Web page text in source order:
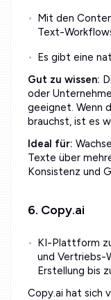
Mit den
Text-
Es gibt eine
Gut zu wissen:
oder
geeignet. Wenn
brauchst, ist es
Ideal für:
Texte über
Konsistenz und
6. Copy.ai
KI-Plattform
und Vertriebs-
Erstellung bis
Copy.ai hat sich